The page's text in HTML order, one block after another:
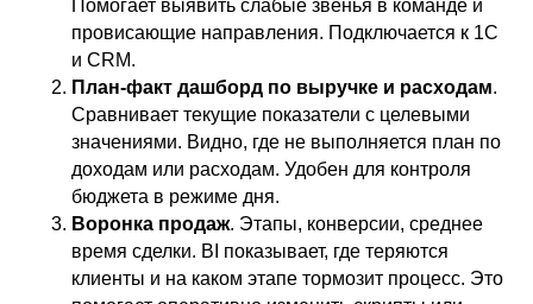
Помогает выявить слабые звенья в команде и
провисающие направления. Подключается к 1С
и CRM.
План-факт дашборд по выручке и расходам.
Сравнивает текущие показатели с целевыми
значениями. Видно, где не выполняется план по
доходам или расходам. Удобен для контроля
бюджета в режиме дня.
Воронка продаж. Этапы, конверсии, среднее
время сделки. BI показывает, где теряются
клиенты и на каком этапе тормозит процесс. Это